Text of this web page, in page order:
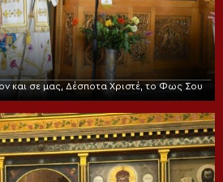
σε μας, Δέσποτα Χριστέ, το Φως Σου